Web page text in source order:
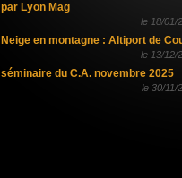
par Lyon Mag
le 18/01/
Neige en montagne : Altiport de
le 13/12/
séminaire du C.A. novembre 2025
le 30/11/